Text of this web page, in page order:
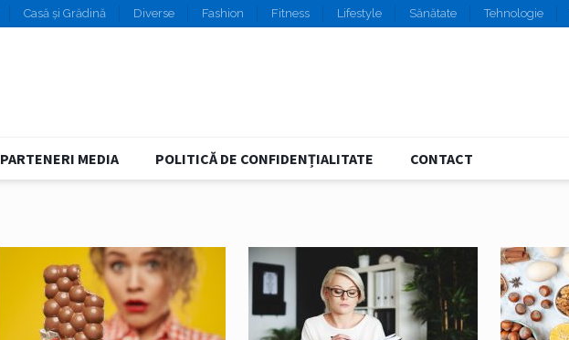
Casă și Grădină Diverse Fashion Fitness Lifestyle Sănătate Tehnologie
PARTENERI MEDIA POLITICĂ DE CONFIDENȚIALITATE CONTACT